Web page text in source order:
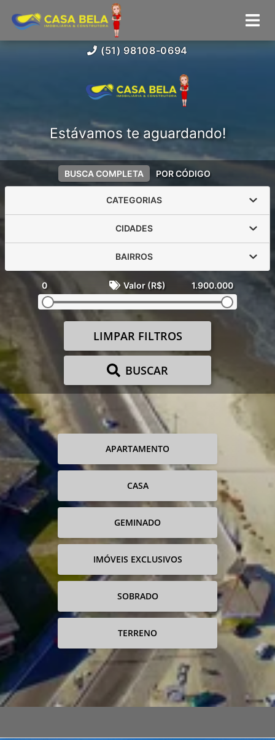
(51) 98108-0694
Estávamos te aguardando!
BUSCA COMPLETA POR CÓDIGO
CATEGORIAS
CIDADES
BAIRROS
0 Valor (R$) 1.900.000
LIMPAR FILTROS
BUSCAR
APARTAMENTO
CASA
GEMINADO
IMÓVEIS EXCLUSIVOS
SOBRADO
TERRENO